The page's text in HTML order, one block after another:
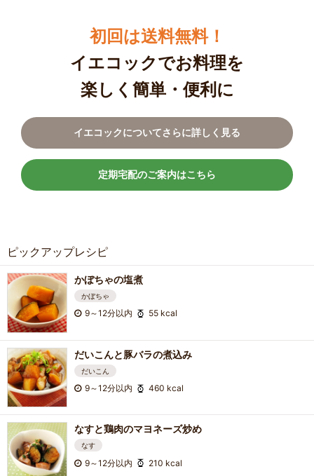
初回は送料無料！
イエコックでお料理を
楽しく簡単・便利に
イエコックについてさらに詳しく見る
定期宅配のご案内はこちら
ピックアップレシピ
かぼちゃの塩煮
かぼちゃ
9～12分以内 55 kcal
だいこんと豚バラの煮込み
だいこん
9～12分以内 460 kcal
なすと鶏肉のマヨネーズ炒め
なす
9～12分以内 210 kcal